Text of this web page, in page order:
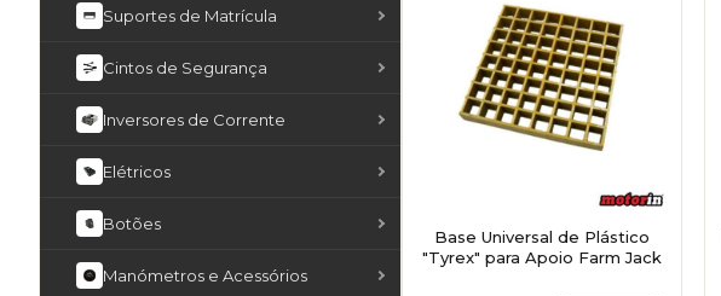
Suportes de Matrícula
Cintos de Segurança
Inversores de Corrente
Elétricos
Botões
Manómetros e Acessórios
Base Universal de Plástico
"Tyrex" para Apoio Farm Jack